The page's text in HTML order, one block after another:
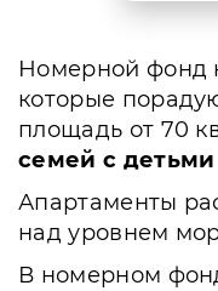
Номерной фонд
которые
площадь от 70
семей с детьми
Апартаменты
над уровнем
В номерном